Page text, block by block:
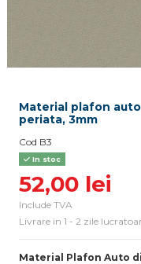
Material plafon
periata, 3mm
Cod B3
In stoc
52,00 lei
Include TVA
Livrare in 1 - 2 zile
Material Plafon Auto